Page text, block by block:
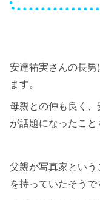
安達祐実さんの長
ます。
母親との仲も良く
が話題になったこと
父親が写真家とい
を持っていたそうで